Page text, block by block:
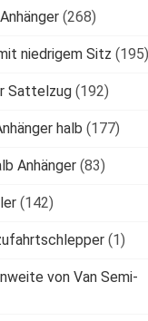
(268)
niedrigem Sitz (195)
Sattelzug (192)
halb (177)
Anhänger (83)
(142)
(1)
von Van Semi-